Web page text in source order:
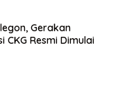
Gerakan
CKG Resmi Dimulai